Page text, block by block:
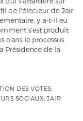
de l'électeur de Jair
y a-t-il eu
s'est produit
dans le processus
Présidence de la
DES VOTES;
SOCIAUX; JAIR